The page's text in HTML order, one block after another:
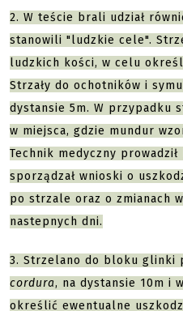
2. W teście brali udział
stanowili "ludzkie cele".
ludzkich kości, w celu
Strzały do ochotników i
dystansie 5m. W przypadku
w miejsca, gdzie mundur
Technik medyczny
sporządzał wnioski o
po strzale oraz o zmianach
nastepnych dni.
3. Strzelano do bloku glinki
cordura, na dystansie 10m i
określić ewentualne